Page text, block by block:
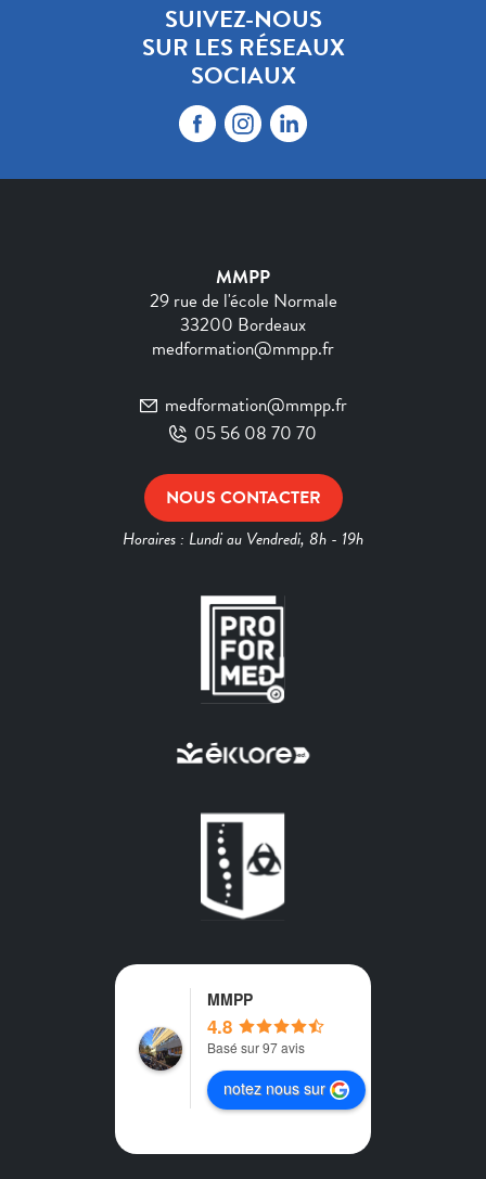
SUIVEZ-NOUS
SUR LES RÉSEAUX
SOCIAUX
MMPP
29 rue de l'école Normale
33200 Bordeaux
medformation@mmpp.fr
medformation@mmpp.fr
05 56 08 70 70
NOUS CONTACTER
Horaires : Lundi au Vendredi, 8h - 19h
MMPP
4.8
Basé sur 97 avis
notez nous sur